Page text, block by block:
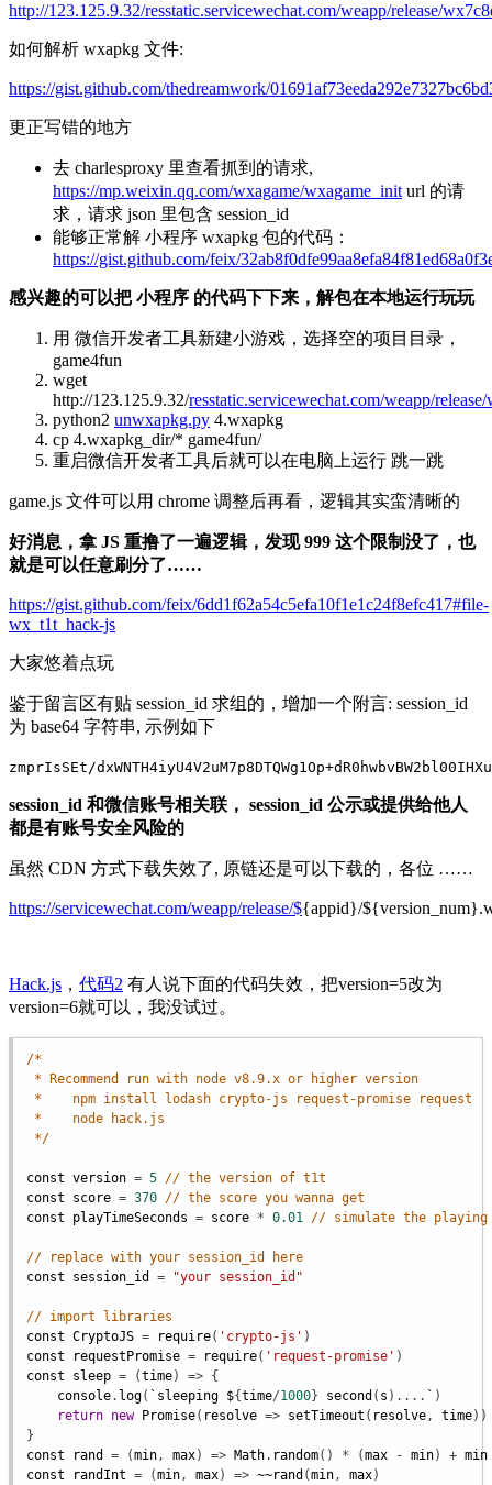
http://123.125.9.32/resstatic.servicewechat.com/weapp/release/
如何解析 wxapkg 文件:
https://gist.github.com/thedreamwork/
更正写错的地方
去 charlesproxy 里查看抓到的请求,
https://mp.weixin.qq.com/wxagame/wxagame_initurl 的请
求，请求 json 里包含 session_id
能够正常解 小程序 wxapkg 包的代码：
https://gist.github.com/feix/
感兴趣的可以把 小程序 的代码下下来，解包在本地运行玩玩
用 微信开发者工具新建小游戏，选择空的项目目录，
game4fun
wget
http://123.125.9.32/resstatic.servicewechat.com/weapp/
python2 unwxapkg.py 4.wxapkg
cp 4.wxapkg_dir/* game4fun/
重启微信开发者工具后就可以在电脑上运行 跳一跳
game.js 文件可以用 chrome 调整后再看，逻辑其实蛮清晰的
好消息，拿 JS 重撸了一遍逻辑，发现 999 这个限制没了，也
就是可以任意刷分了……
https://gist.github.com/feix/6dd1f62a54c5efa10f1e1c24f8efc417#file-
wx_t1t_hack-js
大家悠着点玩
鉴于留言区有贴 session_id 求组的，增加一个附言: session_id
为 base64 字符串, 示例如下
zmprIsSEt/
session_id 和微信账号相关联， session_id 公示或提供给他人
都是有账号安全风险的
虽然 CDN 方式下载失效了, 原链还是可以下载的，各位 ……
https://servicewechat.com/weapp/release/${appid}/
Hack.js ， 代码2 有人说下面的代码失效，把version=5改为
version=6就可以，我没试过。
/*
* Recommend run with node v8.9.x or higher version
*    npm install lodash crypto-js request-promise request
*    node hack.js
*/
const version = 5 // the version of t1t
const
score = 370 // the score you wanna get
const
playTimeSeconds = score * 0.01 // simulate the playing
// replace with your session_id here
const
session_id = "your session_id"
// import libraries
const CryptoJS = require( 'crypto-js'
const
requestPromise = require( 'request-promise'
const
sleep = (time) => {
console. log( `sleeping ${time/1000} second ( s ).... ` )
return new Promise( resolve => setTimeout ( resolve, time))
const
rand = (min, max) => Math. random() * (max - min) + min
const
randInt = (min, max) => ~~rand (min, max